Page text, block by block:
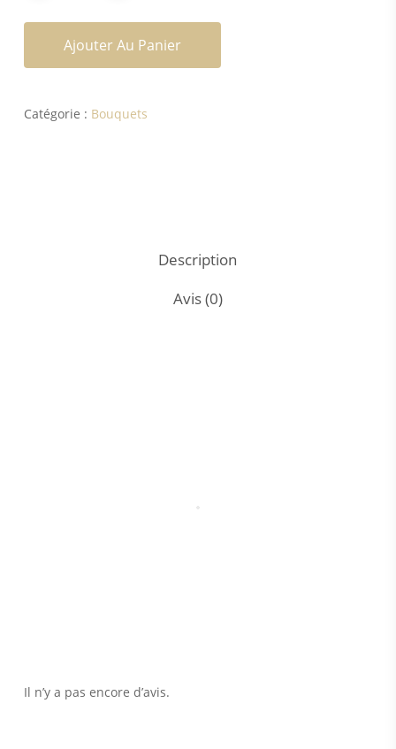
Ajouter Au Panier
Catégorie : Bouquets
Description
Avis (0)
Il n’y a pas encore d’avis.